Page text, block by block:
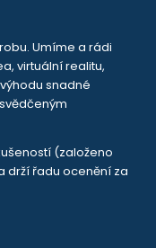
Umíme a rádi
virtuální realitu,
snadné
(založeno
drží řadu ocenění za